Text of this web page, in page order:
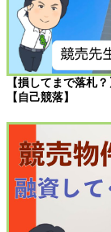
【損してまで落札
【自己競落】